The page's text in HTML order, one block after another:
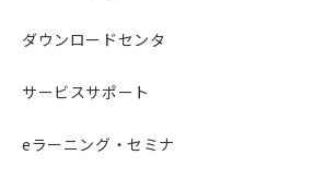
ダウンロードセンタ
サービスサポート
eラーニング・セミナ